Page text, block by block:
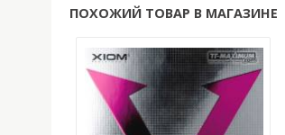
ПОХОЖИЙ ТОВАР В МАГАЗИНЕ